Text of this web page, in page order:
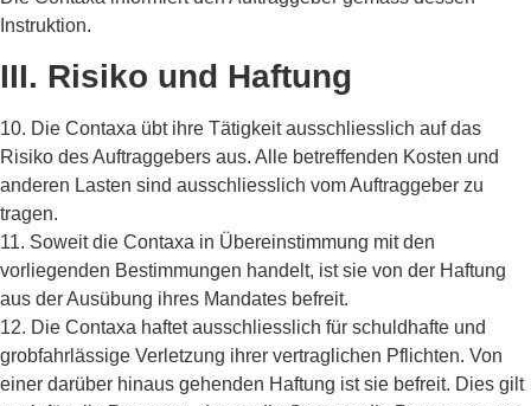
Instruktion.
III. Risiko und Haftung
10. Die Contaxa übt ihre Tätigkeit ausschliesslich auf das
Risiko des Auftraggebers aus. Alle betreffenden Kosten und
anderen Lasten sind ausschliesslich vom Auftraggeber zu
tragen.
11. Soweit die Contaxa in Übereinstimmung mit den
vorliegenden Bestimmungen handelt, ist sie von der Haftung
aus der Ausübung ihres Mandates befreit.
12. Die Contaxa haftet ausschliesslich für schuldhafte und
grobfahrlässige Verletzung ihrer vertraglichen Pflichten. Von
einer darüber hinaus gehenden Haftung ist sie befreit. Dies gilt